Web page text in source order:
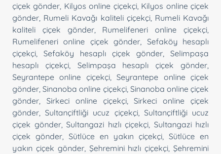
çiçek gönder Kilyos online çiçekçi, Kilyos online çiçek
gönder Rumeli Kavağı kaliteli çiçekçi, Rumeli Kavağı
kaliteli çiçek gönder, Rumelifeneri online çiçekçi
Rumelifeneri online çiçek gönder
Sefaköy hesaplı
çiçekçi
Sefaköy hesaplı çiçek gönder
Selimpaşa
hesaplı çiçekçi, Selimpaşa hesaplı çiçek gönder
Seyrantepe online çiçekçi,Seyrantepe online çiçek
gönder ,Sinanoba online çiçekçi, Sinanoba online çiçek
gönder
Sirkeci online çiçekçi,Sirkeci online çiçek
gönder ,Sultançiftliği ucuz çiçekçi, Sultançiftliği ucuz
çiçek gönder, Sultangazi hızlı çiçekçi Sultangazi hızlı
çiçek gönder
Sütlüce en yakın çiçekçi
Sütlüce en
yakın çiçek gönder, Şehremini hızlı çiçekçi ,Şehremini